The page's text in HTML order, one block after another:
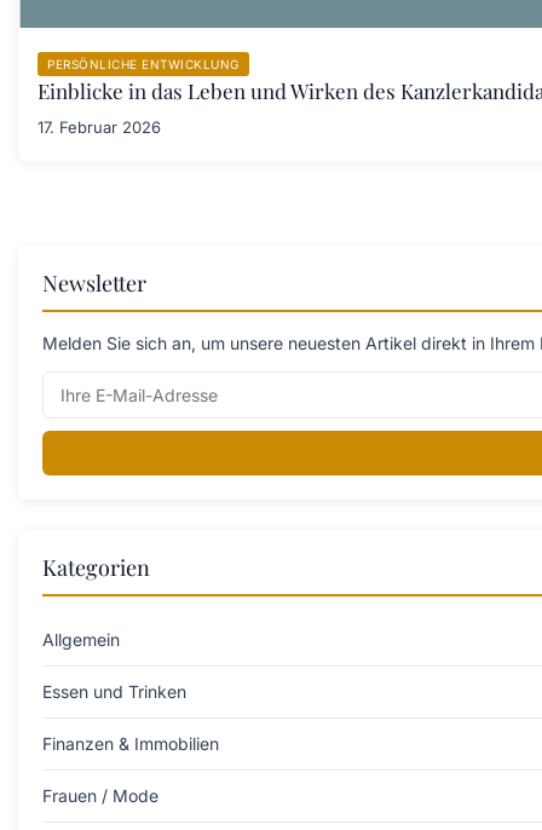
PERSÖNLICHE ENTWICKLUNG
Einblicke in das Leben und Wirken des
17. Februar 2026
Newsletter
Melden Sie sich an, um unsere neuesten Artikel direkt in
Kategorien
Allgemein
Essen und Trinken
Finanzen & Immobilien
Frauen / Mode